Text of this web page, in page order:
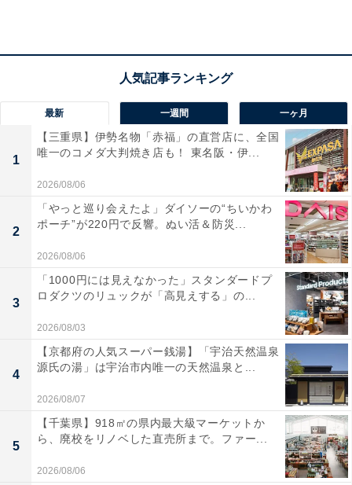
「入船温泉」の口コミは？
「入船温泉」には以下のような口コミが寄せられていま
す。
水風呂もしっかり冷えていて、休憩スペースでの
「ととのい」体験が素晴らしい
リニューアルされたばかりで館内が非常に清潔。脱
最新 一週間 一ヶ月
1
【三重県】伊勢名物「赤福」の直営店に、全国
唯一のコメダ大判焼き店も！ 東名阪・伊...
2026/08/06
2
「やっと巡り会えたよ」ダイソーの“ちいかわ
ポーチ”が220円で反響。ぬい活＆防災...
2026/08/06
3
「1000円には見えなかった」スタンダードプ
ロダクツのリュックが「高見えする」の...
2026/08/03
4
【京都府の人気スーパー銭湯】「宇治天然温泉
源氏の湯」は宇治市内唯一の天然温泉と...
2026/08/07
5
【千葉県】918㎡の県内最大級マーケットか
ら、廃校をリノベした直売所まで。ファー...
2026/08/06